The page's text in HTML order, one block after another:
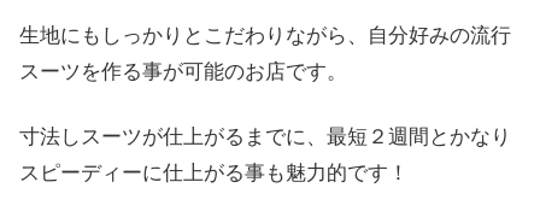
生地にもしっかりとこだわりながら、自分好みの流行
スーツを作る事が可能のお店です。
寸法しスーツが仕上がるまでに、最短２週間とかなり
スピーディーに仕上がる事も魅力的です！